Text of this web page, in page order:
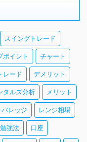
スイングトレード
ポイント チャート
レード デメリット
タルズ分析 メリット
バレッジ レンジ相場
勉強法 口座